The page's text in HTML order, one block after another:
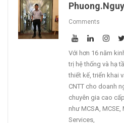
Comments
Với hơn 16 năm
trị hệ thống và hạ
thiết kế, triển khai
CNTT cho doanh
chuyên gia cao
như MCSA, MCSE,
Services,